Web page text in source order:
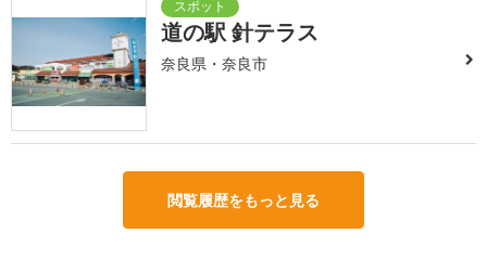
道の駅 針テラス
奈良県・奈良市
閲覧履歴をもっと見る